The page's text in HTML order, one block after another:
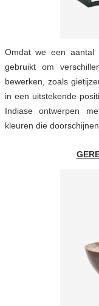
Omdat we een aantal
gebruikt om
bewerken, zoals
in een uitstekende
Indiase ontwerpen
kleuren die doorschijnen